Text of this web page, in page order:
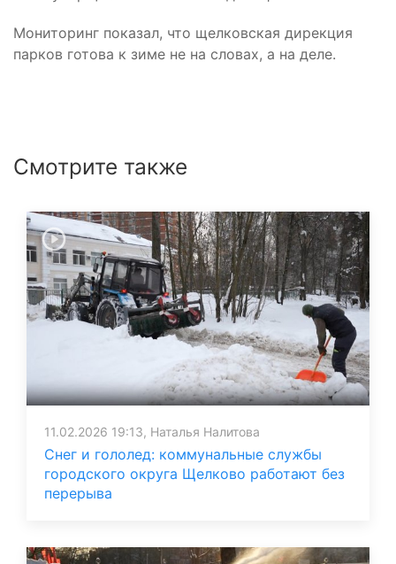
Мониторинг показал, что щелковская дирекция
парков готова к зиме не на словах, а на деле.
Смотрите также
11.02.2026 19:13, Наталья Налитова
Снег и гололед: коммунальные службы
городского округа Щелково работают без
перерыва